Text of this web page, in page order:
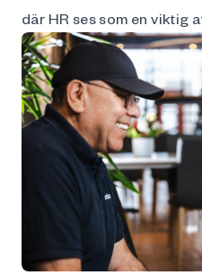
där HR ses som en viktig